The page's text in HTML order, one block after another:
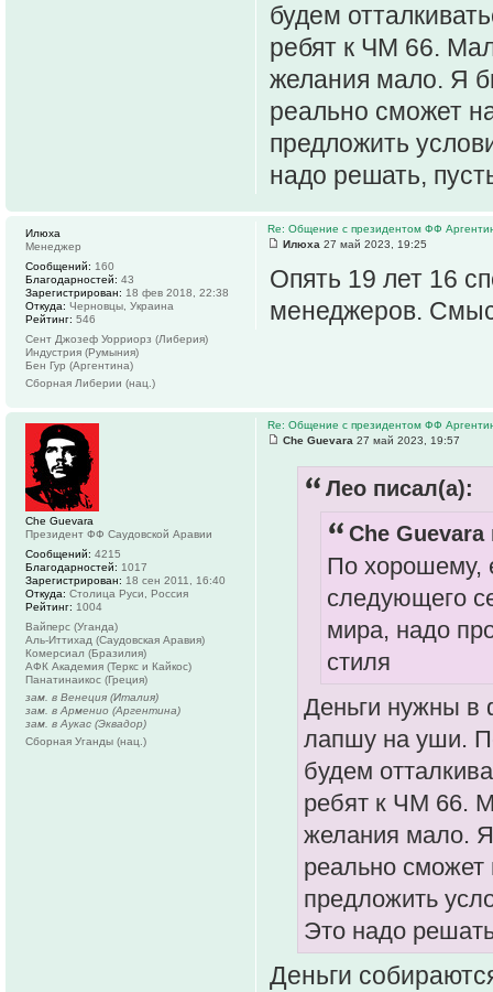
будем
ребят к ЧМ 66.
желания мало. Я
реально сможет
предложить
надо решать,
Re: Общение с президентом ФФ
Илюха 27 май 2023, 19:25
Опять 19 лет 16
менеджеров.
Илюха
Менеджер
Сообщений: 160
Благодарностей: 43
Зарегистрирован: 18 фев 2018, 22:38
Откуда: Черновцы, Украина
Рейтинг: 546
Сент Джозеф Уорриорз (Либерия)
Индустрия (Румыния)
Бен Гур (Аргентина)
Сборная Либерии (нац.)
Re: Общение с президентом ФФ
Che Guevara 27 май 2023, 19:57
Лео писал(а):
Che Guevara
По хорошему,
следующего
мира, надо
стиля
Деньги нужны в
лапшу на уши.
будем
ребят к ЧМ 66.
желания мало.
реально сможет
предложить
Это надо
Деньги
Che Guevara
Президент ФФ Саудовской Аравии
Сообщений: 4215
Благодарностей: 1017
Зарегистрирован: 18 сен 2011, 16:40
Откуда: Столица Руси, Россия
Рейтинг: 1004
Вайперс (Уганда)
Аль-Иттихад (Саудовская Аравия)
Комерсиал (Бразилия)
АФК Академия (Теркс и Кайкос)
Панатинаикос (Греция)
зам. в Венеция (Италия)
зам. в Арменио (Аргентина)
зам. в Аукас (Эквадор)
Сборная Уганды (нац.)